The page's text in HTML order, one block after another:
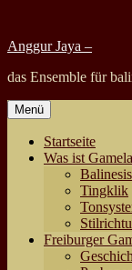
springen
Anggur Jaya –
das Ensemble für
Menü
Startseite
Was ist
Tingklik
Freiburger